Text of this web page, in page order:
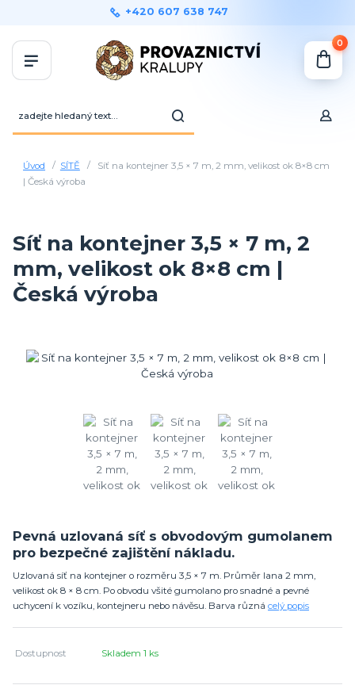
+420 607 638 747
0
Úvod SÍTĚ
Síť na kontejner 3,5 × 7 m, 2 mm, velikost ok 8×8 cm
| Česká výroba
Síť na kontejner 3,5 × 7 m, 2
mm, velikost ok 8×8 cm |
Česká výroba
Pevná uzlovaná síť s obvodovým gumolanem
pro bezpečné zajištění nákladu.
Uzlovaná síť na kontejner o rozměru 3,5 × 7 m. Průměr lana 2 mm,
velikost ok 8 × 8 cm. Po obvodu všité gumolano pro snadné a pevné
uchycení k vozíku, kontejneru nebo návěsu. Barva různá celý popis
Dostupnost Skladem 1 ks